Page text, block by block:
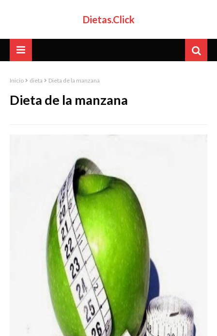
Dietas.Click
Inicio dieta Dieta de la manzana
Dieta de la manzana